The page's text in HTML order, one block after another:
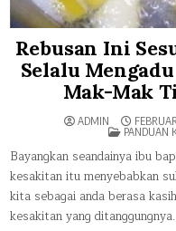
Rebusan Ini
Selalu
Mak-Mak
ADMIN
POSTED
PANDUAN
Bayangkan seandainya ibu
kesakitan itu menyebabkan
kita sebagai anda berasa
kesakitan yang ditanggungnya.